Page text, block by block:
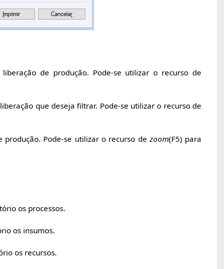
de produção. Pode-se utilizar o recurso de
que deseja filtrar. Pode-se utilizar o recurso de
Pode-se utilizar o recurso de zoom(F5) para
os processos.
os insumos.
os recursos.